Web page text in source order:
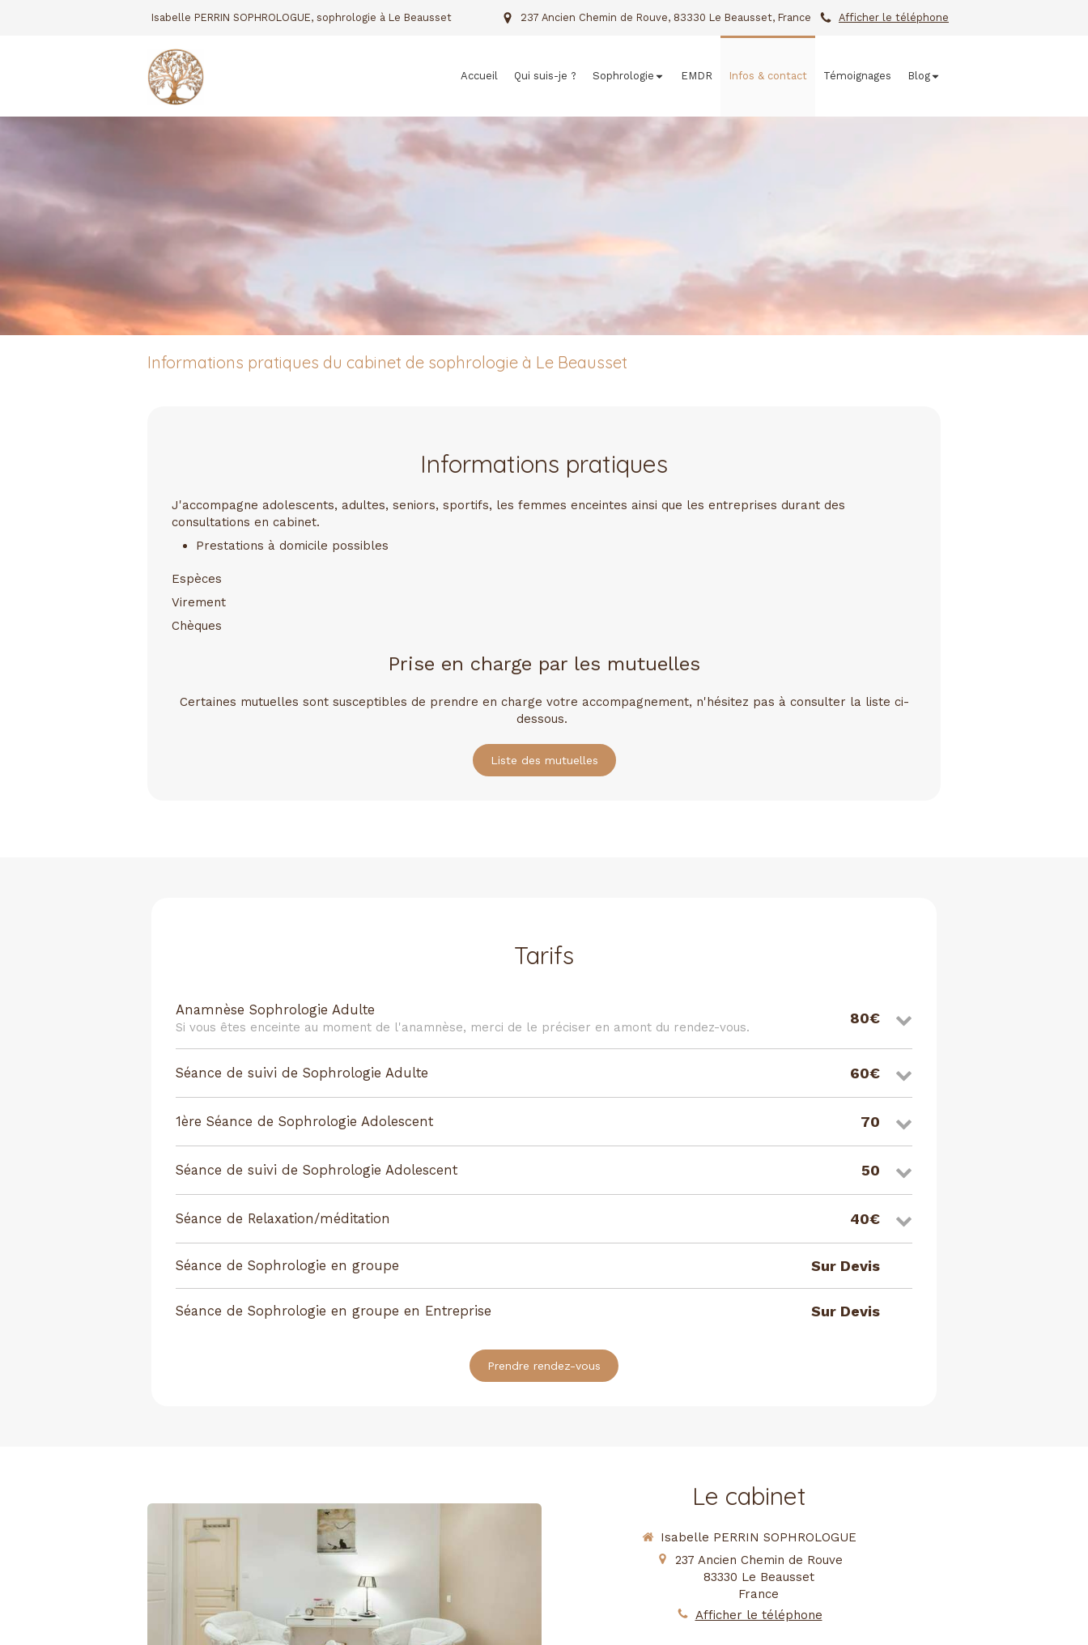
Isabelle PERRIN SOPHROLOGUE, sophrologie à Le Beausset Afficher le téléphone
237 Ancien Chemin de Rouve, 83330 Le Beausset, France
Accueil Qui suis-je ? Sophrologie EMDR Infos & contact Témoignages Blog
Informations pratiques du cabinet de sophrologie à Le Beausset
Informations pratiques
J'accompagne adolescents, adultes, seniors, sportifs, les femmes enceintes ainsi que les entreprises durant des
consultations en cabinet.
Prestations à domicile possibles
Espèces
Virement
Chèques
Prise en charge par les mutuelles
Certaines mutuelles sont susceptibles de prendre en charge votre accompagnement, n'hésitez pas à consulter la liste ci-
dessous.
Liste des mutuelles
Tarifs
Anamnèse Sophrologie Adulte
Si vous êtes enceinte au moment de l'anamnèse, merci de le préciser en amont du rendez-vous.
80€
Séance de suivi de Sophrologie Adulte 60€
1ère Séance de Sophrologie Adolescent 70
Séance de suivi de Sophrologie Adolescent 50
Séance de Relaxation/méditation 40€
Séance de Sophrologie en groupe Sur Devis
Séance de Sophrologie en groupe en Entreprise Sur Devis
Prendre rendez-vous
Le cabinet
Isabelle PERRIN SOPHROLOGUE
237 Ancien Chemin de Rouve
83330 Le Beausset
France
Afficher le téléphone